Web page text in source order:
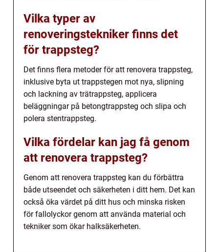
Vilka typer av
renoveringstekniker finns det
för trappsteg?
Det finns flera metoder för att renovera trappsteg,
inklusive byta ut trappstegen mot nya, slipning
och lackning av trätrappsteg, applicera
beläggningar på betongtrappsteg och slipa och
polera stentrappsteg.
Vilka fördelar kan jag få genom
att renovera trappsteg?
Genom att renovera trappsteg kan du förbättra
både utseendet och säkerheten i ditt hem. Det kan
också öka värdet på ditt hus och minska risken
för fallolyckor genom att använda material och
tekniker som ökar halksäkerheten.